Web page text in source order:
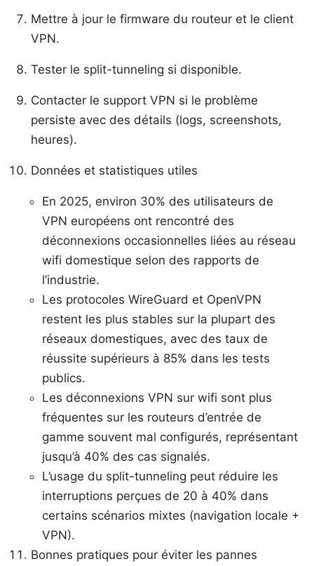
Mettre à jour le firmware du routeur et le client
VPN.
Tester le split-tunneling si disponible.
Contacter le support VPN si le problème
persiste avec des détails (logs, screenshots,
heures).
Données et statistiques utiles
En 2025, environ 30% des utilisateurs de
VPN européens ont rencontré des
déconnexions occasionnelles liées au réseau
wifi domestique selon des rapports de
l’industrie.
Les protocoles WireGuard et OpenVPN
restent les plus stables sur la plupart des
réseaux domestiques, avec des taux de
réussite supérieurs à 85% dans les tests
publics.
Les déconnexions VPN sur wifi sont plus
fréquentes sur les routeurs d’entrée de
gamme souvent mal configurés, représentant
jusqu’à 40% des cas signalés.
L’usage du split-tunneling peut réduire les
interruptions perçues de 20 à 40% dans
certains scénarios mixtes (navigation locale +
VPN).
Bonnes pratiques pour éviter les pannes